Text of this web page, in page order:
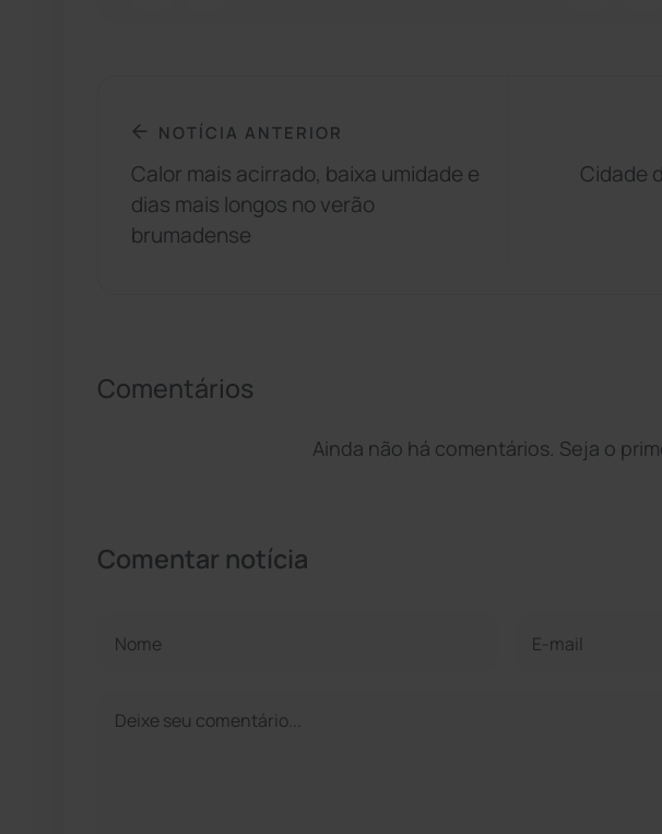
NOTÍCIA ANTERIOR
Calor mais acirrado, baixa umidade e
dias mais longos no verão
brumadense
Cidade
Comentários
Ainda não há comentários. Seja o
Comentar notícia